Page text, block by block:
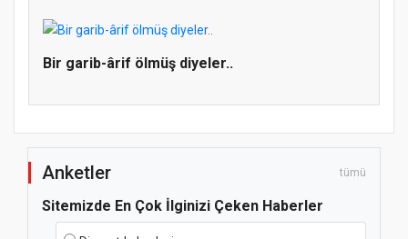
Bir garib-ârif ölmüş diyeler..
Anketler tümü
Sitemizde En Çok İlginizi Çeken Haberler